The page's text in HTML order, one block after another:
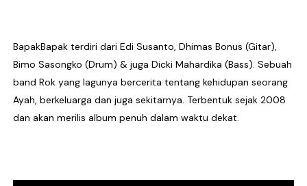
BapakBapak terdiri dari Edi Susanto, Dhimas Bonus (Gitar),
Bimo Sasongko (Drum) & juga Dicki Mahardika (Bass). Sebuah
band Rok yang lagunya bercerita tentang kehidupan seorang
Ayah, berkeluarga dan juga sekitarnya. Terbentuk sejak 2008
dan akan merilis album penuh dalam waktu dekat.